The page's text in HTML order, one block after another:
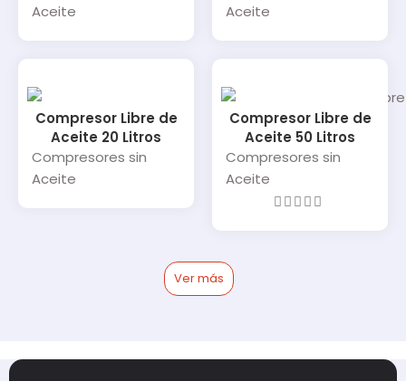
Aceite
Aceite
Compresor Libre de
Aceite 20 Litros
Compresores sin
Aceite
Compresor Libre de
Aceite 50 Litros
Compresores sin
Aceite
Ver más